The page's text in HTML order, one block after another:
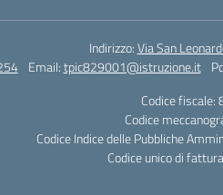
Indirizzo:Via San
Email:tpic829001@istruzione.it
Codice
Codice
Codice Indice delle Pubbliche
Codice unico di